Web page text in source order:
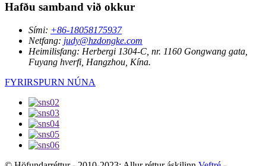
Hafðu samband við okkur
Sími: +86-18058175937
Netfang: judy@hzdongke.com
Heimilisfang: Herbergi 1304-C, nr. 1160 Gongwang gata,
Fuyang hverfi, Hangzhou, Kína.
FYRIRSPURN NÚNA